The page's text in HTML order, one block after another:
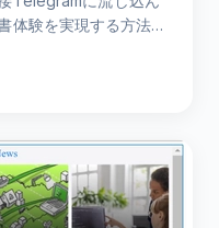
体験を実現する方法